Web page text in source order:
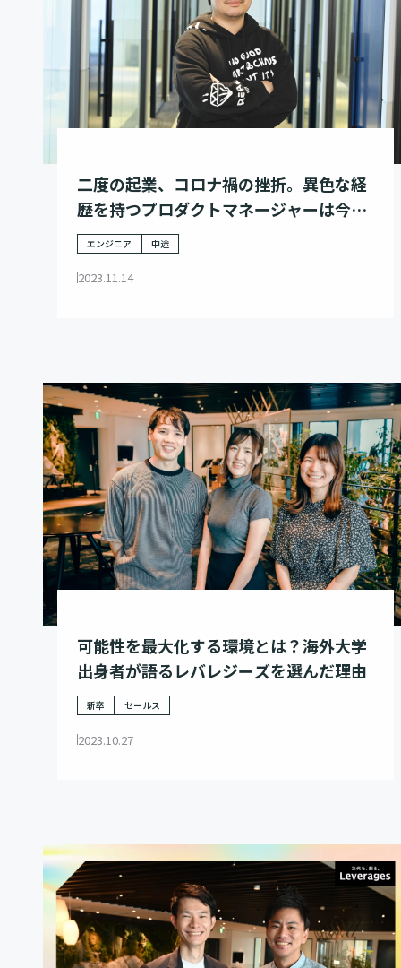
二度の起業、コロナ禍の挫折。異色な経
歴を持つプロダクトマネージャーは今、
メガベンチャーの中枢で事業創りに奮闘
する。
エンジニア 中途
2023.11.14
可能性を最大化する環境とは？海外大学
出身者が語るレバレジーズを選んだ理由
新卒 セールス
2023.10.27